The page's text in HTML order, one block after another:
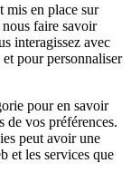
mis en place sur
faire savoir
interagissez avec
pour personnaliser
pour en savoir
de vos préférences.
peut avoir une
et les services que